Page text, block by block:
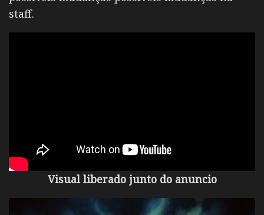
staff.
Visual liberado junto do anuncio